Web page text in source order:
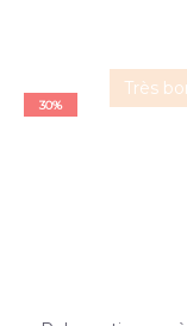
Très
30%